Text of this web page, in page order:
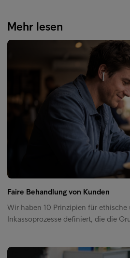
Mehr lesen
Faire Behandlung von Kunden
Wir haben 10 Prinzipien für ethische
Inkassoprozesse definiert, die die